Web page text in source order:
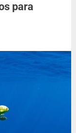
para